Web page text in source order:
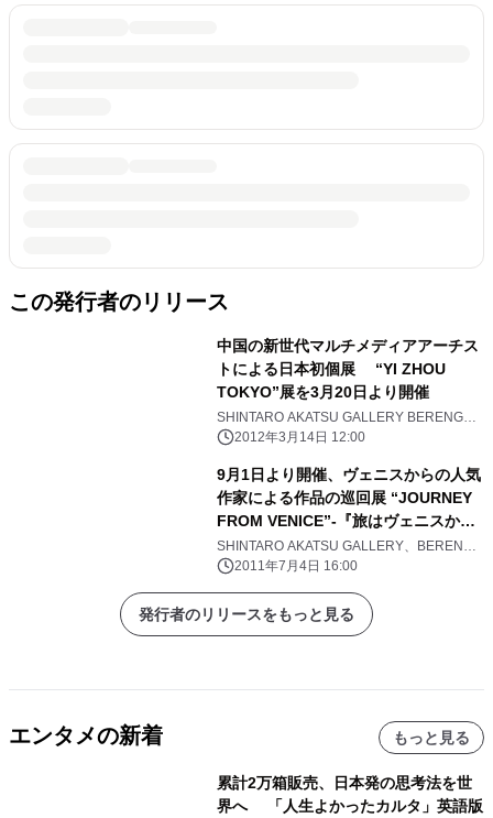
この発行者のリリース
中国の新世代マルチメディアアーチス
トによる日本初個展 “YI ZHOU
TOKYO”展を3月20日より開催
SHINTARO AKATSU GALLERY BERENGO
STUDIO 1989
2012年3月14日 12:00
9月1日より開催、ヴェニスからの人気
作家による作品の巡回展 “JOURNEY
FROM VENICE”-『旅はヴェニスから
始まる』 ～7月29日より「アートフェ
ア東京」にて一足早くPREVIEW展 開
催～
SHINTARO AKATSU GALLERY、BERENGO
STUDIO 1989
2011年7月4日 16:00
発行者のリリースをもっと見る
エンタメの新着 もっと見る
累計2万箱販売、日本発の思考法を世
界へ 「人生よかったカルタ」英語版